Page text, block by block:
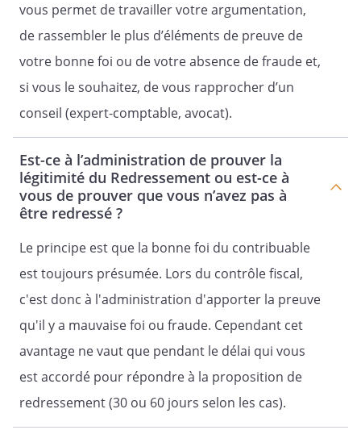
vous permet de travailler votre argumentation,
de rassembler le plus d’éléments de preuve de
votre bonne foi ou de votre absence de fraude et,
si vous le souhaitez, de vous rapprocher d’un
conseil (expert-comptable, avocat).
Est-ce à l’administration de prouver la
légitimité du Redressement ou est-ce à
vous de prouver que vous n’avez pas à
être redressé ?
Le principe est que la bonne foi du contribuable
est toujours présumée. Lors du contrôle fiscal,
c'est donc à l'administration d'apporter la preuve
qu'il y a mauvaise foi ou fraude. Cependant cet
avantage ne vaut que pendant le délai qui vous
est accordé pour répondre à la proposition de
redressement (30 ou 60 jours selon les cas).